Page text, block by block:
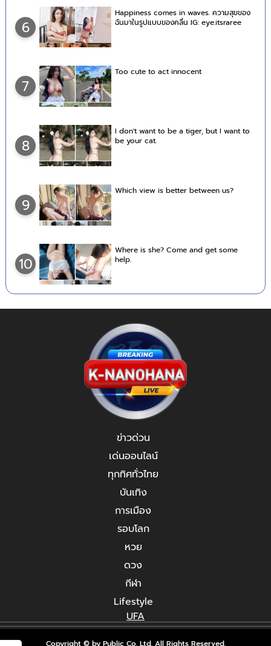
6
Happiness comes in waves. ความสุขของ
ฉันมาในรูปแบบของคลื่น IG: eye.itsraree
7
Too cute to act innocent
8
I don't want to be a tiger, but I want to
be your cat.
9
Which view is better between us?
10
Where is she? Come and get some
help.
ข่าวด่วน
เด่นออนไลน์
ทุกทิศทั่วไทย
บันเทิง
การเมือง
รอบโลก
หวย
ดวง
กีฬา
Lifestyle
UFA
Copyright © by Public Co.,Ltd. All Rights Reserved.